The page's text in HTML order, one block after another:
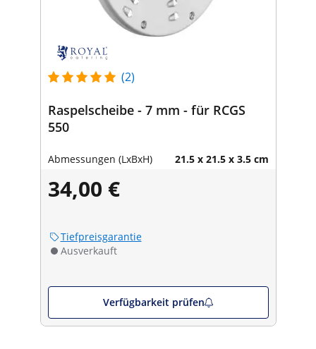
(2)
Raspelscheibe - 7 mm - für RCGS
550
Abmessungen (LxBxH) 21.5 x 21.5 x 3.5 cm
34,00 €
Tiefpreisgarantie
Ausverkauft
Verfügbarkeit prüfen